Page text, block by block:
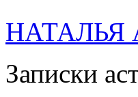
НАТАЛЬЯ
Записки